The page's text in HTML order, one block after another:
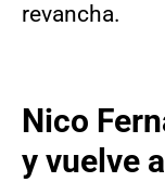
revancha.
Nico
y vuelve